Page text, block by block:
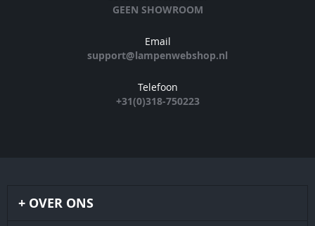
GEEN SHOWROOM
Email
support@lampenwebshop.nl
Telefoon
+31(0)318-750223
OVER ONS